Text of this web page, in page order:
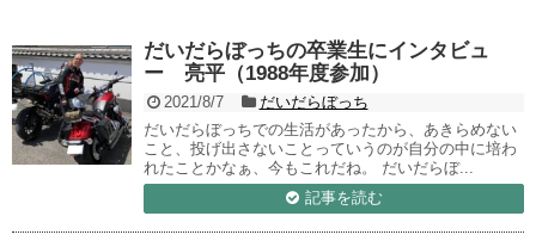
だいだらぼっちの卒業生にインタビュ
ー 亮平（1988年度参加）
2021/8/7
だいだらぼっち
だいだらぼっちでの生活があったから、あきらめない
こと、投げ出さないことっていうのが自分の中に培わ
れたことかなぁ、今もこれだね。 だいだらぼ...
記事を読む